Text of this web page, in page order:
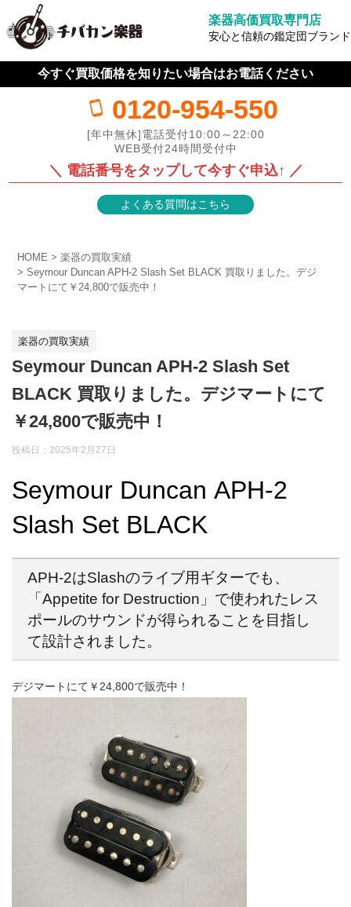
楽器高価買取専門店
安心と信頼の鑑定団ブランド
今すぐ買取価格を知りたい場合はお電話ください
0120-954-550
[年中無休]電話受付10:00～22:00
WEB受付24時間受付中
＼ 電話番号をタップして今すぐ申込↑ ／
よくある質問はこちら
HOME
楽器の買取実績
Seymour Duncan APH-2 Slash Set BLACK 買取りました。デジ
マートにて￥24,800で販売中！
楽器の買取実績
Seymour Duncan APH-2 Slash Set
BLACK 買取りました。デジマートにて
￥24,800で販売中！
投稿日：2025年2月27日
Seymour Duncan APH-2
Slash Set BLACK
APH-2はSlashのライブ用ギターでも、
「Appetite for Destruction」で使われたレス
ポールのサウンドが得られることを目指し
て設計されました。
デジマートにて￥24,800で販売中！